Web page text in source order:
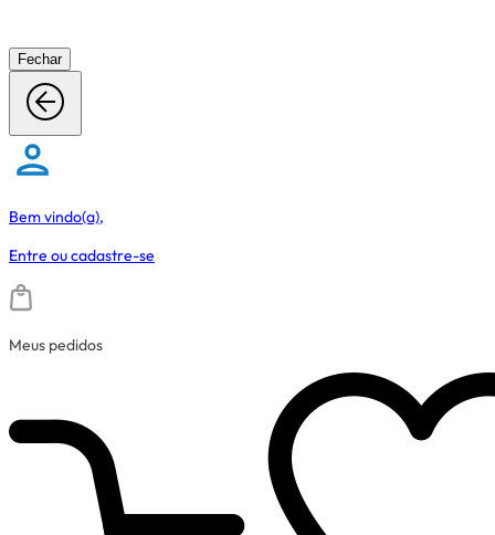
Fechar
Bem vindo(a),
Entre oucadastre-se
Meus pedidos